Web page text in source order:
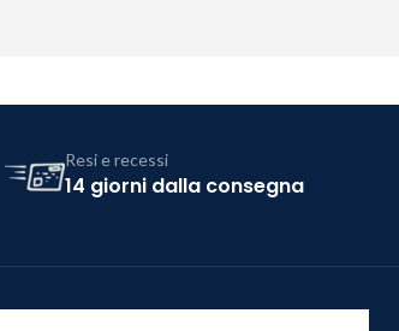
Resi e recessi
14 giorni dalla consegna